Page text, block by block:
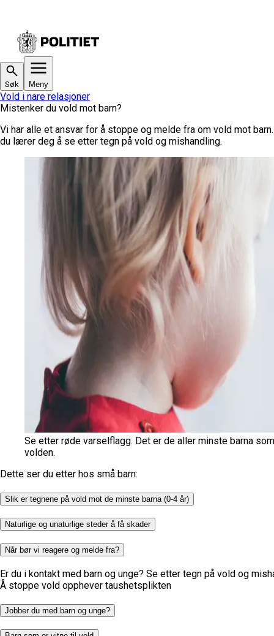
Søk Meny
Vold i nare relasjoner
Mistenker du vold mot barn?
Vi har alle et ansvar for å stoppe og melde fra om vold mot
du lærer deg å se etter tegn på vold og mishandling.
Se etter røde varselflagg. Det er de aller minste barna
volden.
Dette ser du etter hos små barn:
Slik er tegnene på vold mot de minste barna (0-4 år)
Naturlige og unaturlige steder å få skader
Når bør vi reagere og melde fra?
Er du i kontakt med barn og unge? Se etter tegn på vold og
Å stoppe vold opphever taushetsplikten
Jobber du med barn og unge?